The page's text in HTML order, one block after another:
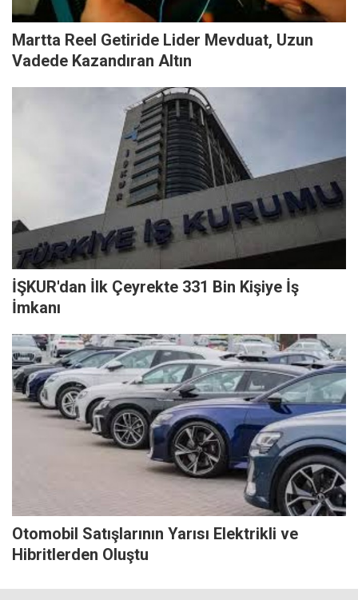
Martta Reel Getiride Lider Mevduat, Uzun
Vadede Kazandıran Altın
İŞKUR'dan İlk Çeyrekte 331 Bin Kişiye İş
İmkanı
Otomobil Satışlarının Yarısı Elektrikli ve
Hibritlerden Oluştu